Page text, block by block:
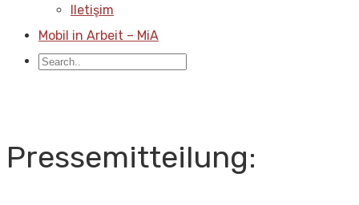
Iletişim
Mobil in Arbeit – MiA
Pressemitteilung: